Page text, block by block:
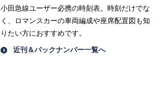
小田急線ユーザー必携の時刻表。時刻だけでな
く、ロマンスカーの車両編成や座席配置図も知
りたい方におすすめです。
近刊＆バックナンバー一覧へ